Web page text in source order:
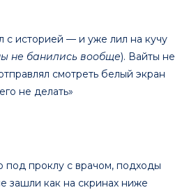
с историей — и уже лил на кучу
не банились вообще). Вайты не
смотреть белый экран
не делать»
под проклу с врачом, подходы
зашли как на скринах ниже